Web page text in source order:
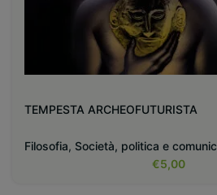
TEMPESTA ARCHEOFUTURISTA
Filosofia, Società, politica e
€5,00